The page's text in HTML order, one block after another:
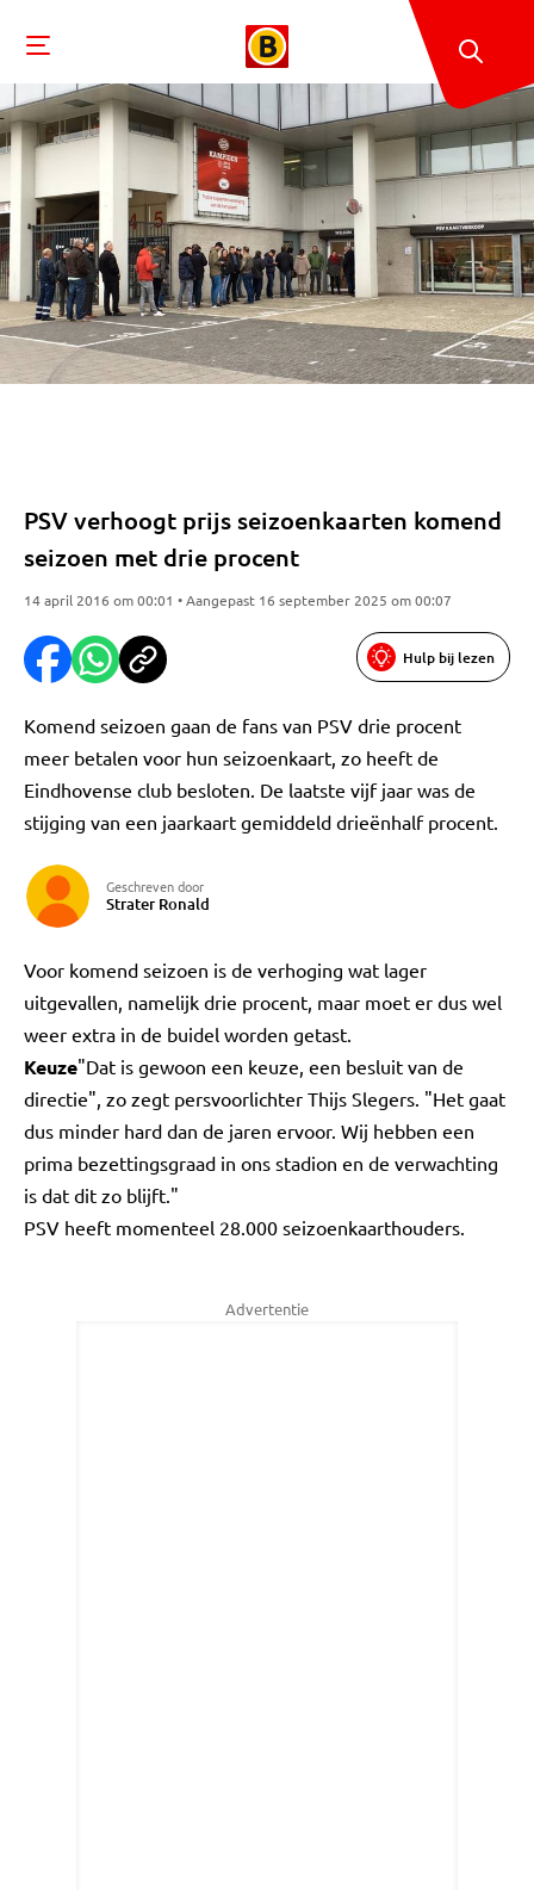
PSV verhoogt prijs seizoenkaarten komend
seizoen met drie procent
14 april 2016 om 00:01 • Aangepast 16 september 2025 om 00:07
Hulp bij lezen
Komend seizoen gaan de fans van PSV drie procent
meer betalen voor hun seizoenkaart, zo heeft de
Eindhovense club besloten. De laatste vijf jaar was de
stijging van een jaarkaart gemiddeld drieënhalf procent.
Geschreven door
Strater Ronald
Voor komend seizoen is de verhoging wat lager
uitgevallen, namelijk drie procent, maar moet er dus wel
weer extra in de buidel worden getast.
Keuze"Dat is gewoon een keuze, een besluit van de
directie", zo zegt persvoorlichter Thijs Slegers. "Het gaat
dus minder hard dan de jaren ervoor. Wij hebben een
prima bezettingsgraad in ons stadion en de verwachting
is dat dit zo blijft."
PSV heeft momenteel 28.000 seizoenkaarthouders.
Advertentie